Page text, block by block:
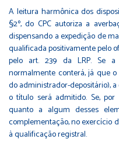
A leitura harmônica dos
§2º, do CPC autoriza a
dispensando a expedição de
qualificada positivamente pelo
pelo art. 239 da LRP. Se
normalmente conterá, já que
do administrador-depositário),
o título será admitido. Se,
quanto a algum desses
complementação, no exercício
à qualificação registral.